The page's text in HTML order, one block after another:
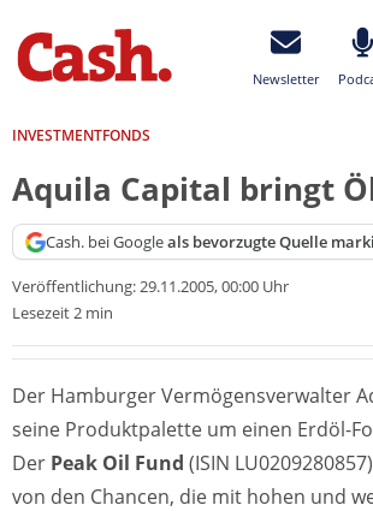
Newsletter
INVESTMENTFONDS
Aquila Capital bringt
Cash. bei Googleals bevorzugte Quelle
Veröffentlichung:29.11.2005, 00:00 Uhr
Lesezeit 2 min
Der Hamburger Vermögensverwalter
seine Produktpalette um einen Erdöl-
Der Peak Oil Fund (ISIN
von den Chancen, die mit hohen und